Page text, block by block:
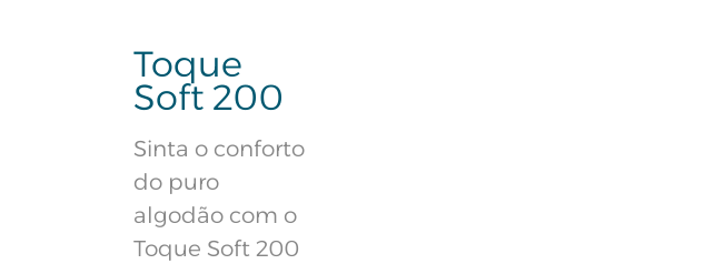
Toque
Soft 200
Sinta o conforto
do puro
algodão com o
Toque Soft 200